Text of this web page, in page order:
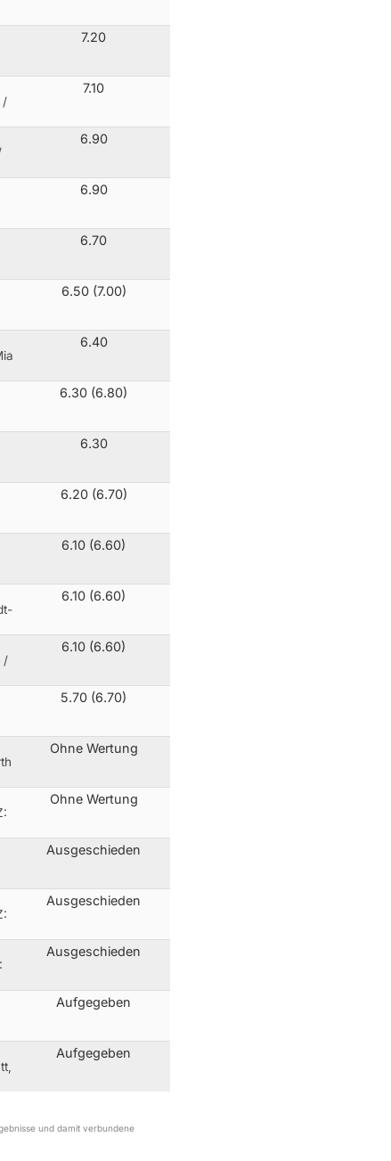
7.20
/
7.10
6.90
6.90
6.70
6.50 (7.00)
6.40
6.30 (6.80)
6.30
6.20 (6.70)
6.10 (6.60)
6.10 (6.60)
/
6.10 (6.60)
5.70 (6.70)
Ohne Wertung
Ohne Wertung
Ausgeschieden
Ausgeschieden
Ausgeschieden
Aufgegeben
Aufgegeben
und damit verbundene